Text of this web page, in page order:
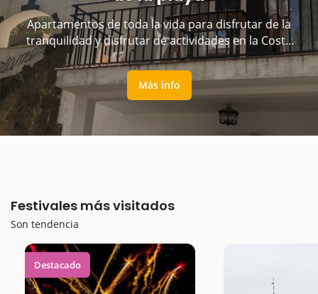
Apartamentos de toda la vida para disfrutar de la
tranquilidad y disfrutar de actividades en la Costa
Brava
Más info
Festivales más visitados
Son tendencia
Destacado